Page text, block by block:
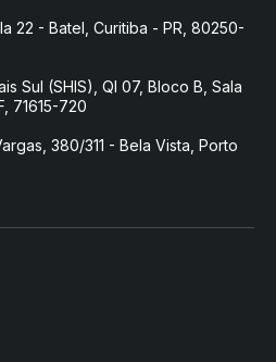
22 - Batel, Curitiba - PR, 80250-
Sul (SHIS), QI 07, Bloco B, Sala
71615-720
380/311 - Bela Vista, Porto